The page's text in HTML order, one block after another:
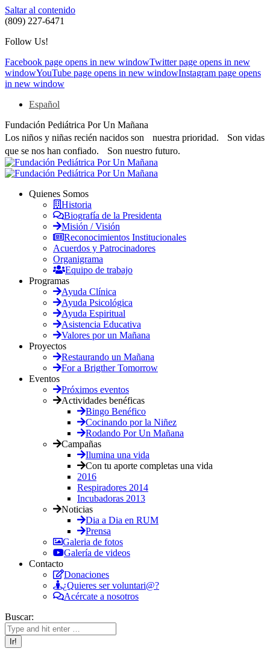
Saltar al contenido
(809) 227-6471
Follow Us!
Facebook page opens in new windowTwitter page opens in new
windowYouTube page opens in new windowInstagram page opens
in new window
Español
Fundación Pediátrica Por Un Mañana
Los niños y niñas recién nacidos son nuestra prioridad. Son vidas
que se nos han confiado. Son nuestro futuro.
Quienes Somos
Historia
Biografía de la Presidenta
Misión / Visión
Reconocimientos Institucionales
Acuerdos y Patrocinadores
Organigrama
Equipo de trabajo
Programas
Ayuda Clínica
Ayuda Psicológica
Ayuda Espiritual
Asistencia Educativa
Valores por un Mañana
Proyectos
Restaurando un Mañana
For a Brigther Tomorrow
Eventos
Próximos eventos
Actividades benéficas
Bingo Benéfico
Cocinando por la Niñez
Rodando Por Un Mañana
Campañas
Ilumina una vida
Con tu aporte completas una vida
2016
Respiradores 2014
Incubadoras 2013
Noticias
Dia a Dia en RUM
Prensa
Galeria de fotos
Galería de videos
Contacto
Donaciones
¿Quieres ser voluntari@?
Acércate a nosotros
Buscar: